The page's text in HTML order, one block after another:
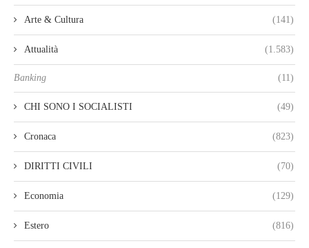
Arte & Cultura (141)
Attualità (1.583)
Banking (11)
CHI SONO I SOCIALISTI (49)
Cronaca (823)
DIRITTI CIVILI (70)
Economia (129)
Estero (816)